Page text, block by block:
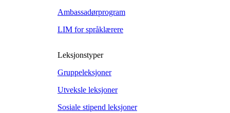
Ambassadørprogram
LIM for språklærere
Leksjonstyper
Gruppeleksjoner
Utveksle leksjoner
Sosiale stipend leksjoner